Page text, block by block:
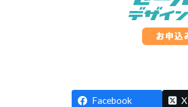
Facebook X